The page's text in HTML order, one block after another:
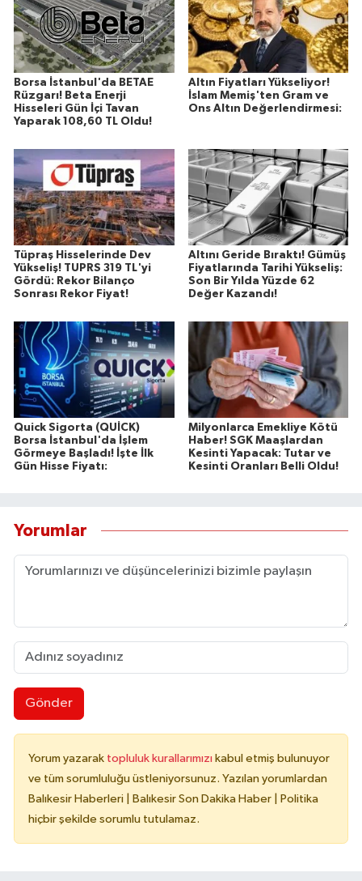
Borsa İstanbul'da BETAE
Rüzgarı! Beta Enerji
Hisseleri Gün İçi Tavan
Yaparak 108,60 TL Oldu!
Altın Fiyatları Yükseliyor!
İslam Memiş'ten Gram ve
Ons Altın Değerlendirmesi:
Tüpraş Hisselerinde Dev
Yükseliş! TUPRS 319 TL'yi
Gördü: Rekor Bilanço
Sonrası Rekor Fiyat!
Altını Geride Bıraktı! Gümüş
Fiyatlarında Tarihi Yükseliş:
Son Bir Yılda Yüzde 62
Değer Kazandı!
Quick Sigorta (QUİCK)
Borsa İstanbul'da İşlem
Görmeye Başladı! İşte İlk
Gün Hisse Fiyatı:
Milyonlarca Emekliye Kötü
Haber! SGK Maaşlardan
Kesinti Yapacak: Tutar ve
Kesinti Oranları Belli Oldu!
Yorumlar
Gönder
Yorum yazarak topluluk kurallarımızı kabul etmiş bulunuyor
ve tüm sorumluluğu üstleniyorsunuz. Yazılan yorumlardan
Balıkesir Haberleri | Balıkesir Son Dakika Haber | Politika
hiçbir şekilde sorumlu tutulamaz.